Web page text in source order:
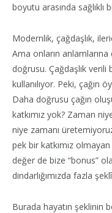
boyutu arasında
Modernlik, çağdaşlık,
Ama onların
doğrusu. Çağdaşlık
kullanılıyor. Peki, çağın
Daha doğrusu çağın
katkımız yok? Zaman
niye zamanı
pek bir katkımız
değer de bize “bonus”
dindarlığımızda fazla
Burada hayatın şeklinin